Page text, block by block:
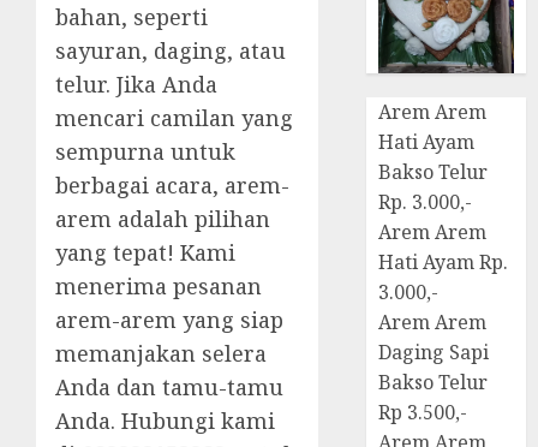
bahan, seperti
sayuran, daging, atau
telur. Jika Anda
mencari camilan yang
sempurna untuk
berbagai acara, arem-
arem adalah pilihan
yang tepat! Kami
menerima pesanan
arem-arem yang siap
memanjakan selera
Anda dan tamu-tamu
Anda. Hubungi kami
Arem Arem
Hati Ayam
Bakso Telur
Rp. 3.000,-
Arem Arem
Hati Ayam Rp.
3.000,-
Arem Arem
Daging Sapi
Bakso Telur
Rp 3.500,-